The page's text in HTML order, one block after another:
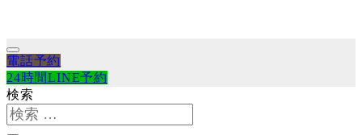
電話予約
24時間LINE予約
検索